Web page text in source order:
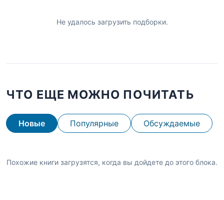
Не удалось загрузить подборки.
ЧТО ЕЩЕ МОЖНО ПОЧИТАТЬ
Новые Популярные Обсуждаемые
Похожие книги загрузятся, когда вы дойдете до этого блока.